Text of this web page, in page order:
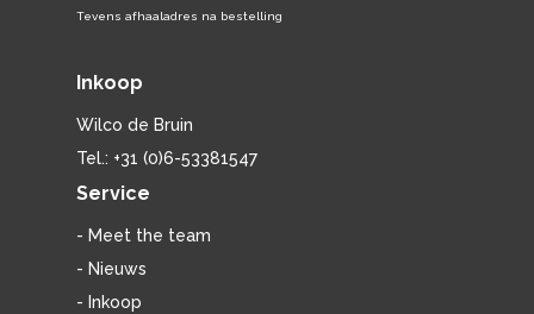
Tevens afhaaladres na bestelling
Inkoop
Wilco de Bruin
Tel.: +31 (0)6-53381547
Service
- Meet the team
- Nieuws
- Inkoop